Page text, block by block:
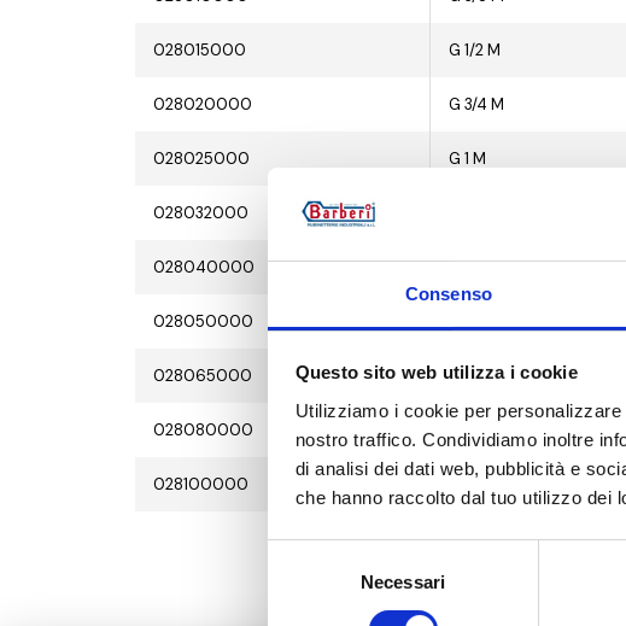
Consenso
Questo sito web utilizza i cookie
Utilizziamo i cookie per
nostro traffico. Condividiamo inoltre
di analisi dei dati web, pubblicità e
che hanno raccolto dal tuo utilizzo dei
Necessari
028015000 G 1/2 M
028020000 G 3/4 M
028025000 G 1 M
028032000
028040000 G 1 1/2 M
028050000
028065000 G 2 1/2 M
028080000 G 3 M
028100000 G 4 M